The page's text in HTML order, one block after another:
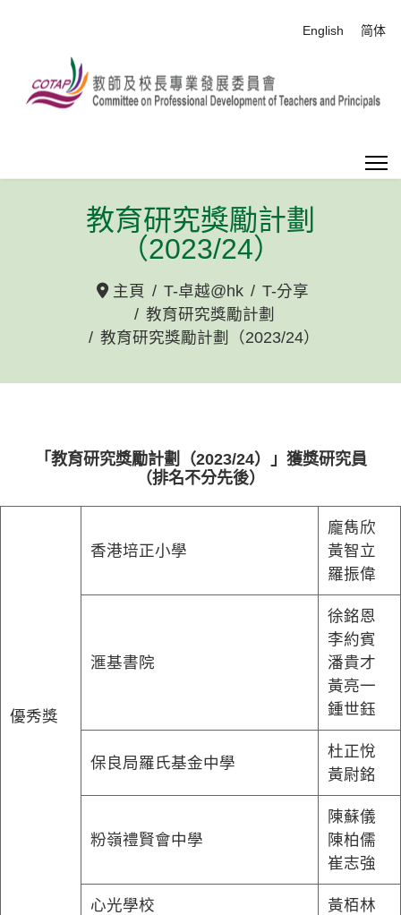
選擇你的語言
English 简体
教育研究獎勵計劃
（2023/24）
主頁 T-卓越@hk
T-分享
教育研究獎勵計劃
教育研究獎勵計劃（2023/24）
「教育研究獎勵計劃（2023/24）」獲獎研究員
（排名不分先後）
優秀獎
香港培正小學
龐雋欣
黃智立
羅振偉
滙基書院
徐銘恩
李約賓
潘貴才
黃亮一
鍾世鈺
保良局羅氏基金中學
杜正悅
黃尉銘
粉嶺禮賢會中學
陳蘇儀
陳柏儒
崔志強
心光學校 黃栢林